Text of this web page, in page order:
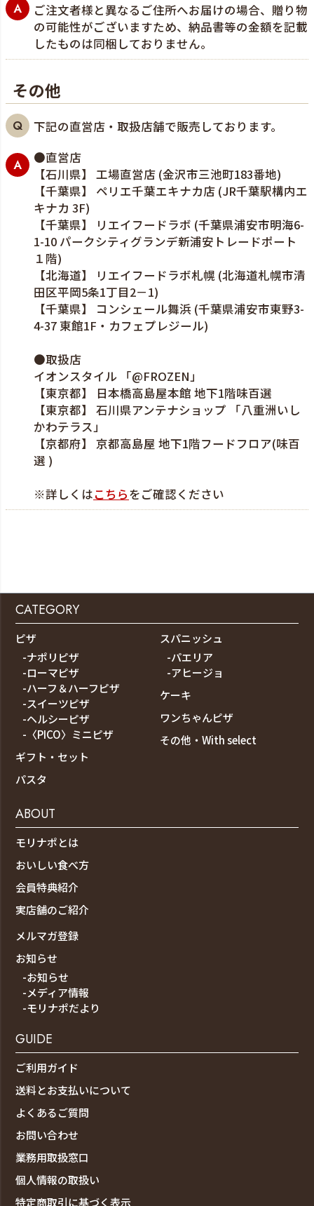
ご注文者様と異なるご住所へお届けの場合、贈り物
の可能性がございますため、納品書等の金額を記載
したものは同梱しておりません。
その他
下記の直営店・取扱店舗で販売しております。
●直営店
【石川県】 工場直営店 (金沢市三池町183番地)
【千葉県】 ペリエ千葉エキナカ店 (JR千葉駅構内エ
キナカ 3F)
【千葉県】 リエイフードラボ (千葉県浦安市明海6-
1-10 パークシティグランデ新浦安トレードポート
１階)
【北海道】 リエイフードラボ札幌 (北海道札幌市清
田区平岡5条1丁目2－1)
【千葉県】 コンシェール舞浜 (千葉県浦安市東野3-
4-37 東館1F・カフェプレジール)
●取扱店
イオンスタイル 「@FROZEN」
【東京都】 日本橋高島屋本館 地下1階味百選
【東京都】 石川県アンテナショップ 「八重洲いし
かわテラス」
【京都府】 京都高島屋 地下1階フードフロア(味百
選 )
※詳しくはこちらをご確認ください
CATEGORY
ピザ
-ナポリピザ
-ローマピザ
-ハーフ＆ハーフピザ
-スイーツピザ
-ヘルシーピザ
-〈PICO〉ミニピザ
ギフト・セット
パスタ
スパニッシュ
-パエリア
-アヒージョ
ケーキ
ワンちゃんピザ
その他・With select
ABOUT
モリナポとは
おいしい食べ方
会員特典紹介
実店舗のご紹介
メルマガ登録
お知らせ
-お知らせ
-メディア情報
-モリナポだより
GUIDE
ご利用ガイド
送料とお支払いについて
よくあるご質問
お問い合わせ
業務用取扱窓口
個人情報の取扱い
特定商取引に基づく表示